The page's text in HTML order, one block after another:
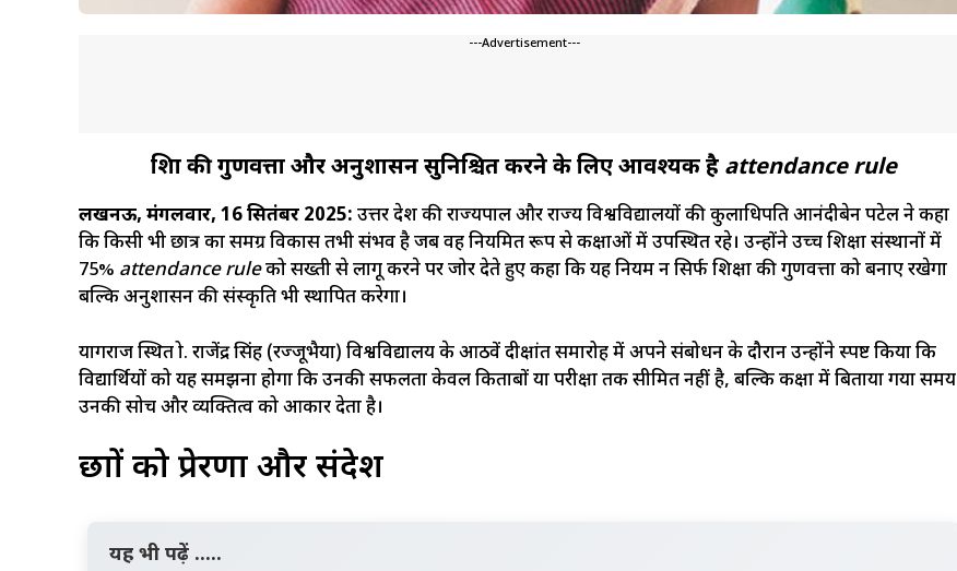
---Advertisement---
शिक्षा की गुणवत्ता और अनुशासन सुनिश्चित करने के लिए आवश्यक है attendance rule
लखनऊ, मंगलवार, 16 सितंबर 2025: उत्तर प्रदेश की राज्यपाल और राज्य विश्वविद्यालयों की कुलाधिपति आनंदीबेन पटेल ने कहा
कि किसी भी छात्र का समग्र विकास तभी संभव है जब वह नियमित रूप से कक्षाओं में उपस्थित रहे। उन्होंने उच्च शिक्षा संस्थानों में
75% attendance ruleको सख्ती से लागू करने पर जोर देते हुए कहा कि यह नियम न सिर्फ शिक्षा की गुणवत्ता को बनाए रखेगा
बल्कि अनुशासन की संस्कृति भी स्थापित करेगा।
प्रयागराज स्थित प्रो. राजेंद्र सिंह (रज्जूभैया) विश्वविद्यालय के आठवें दीक्षांत समारोह में अपने संबोधन के दौरान उन्होंने स्पष्ट किया कि
विद्यार्थियों को यह समझना होगा कि उनकी सफलता केवल किताबों या परीक्षा तक सीमित नहीं है, बल्कि कक्षा में बिताया गया समय
उनकी सोच और व्यक्तित्व को आकार देता है।
छात्रों को प्रेरणा और संदेश
यह भी पढ़ें .....